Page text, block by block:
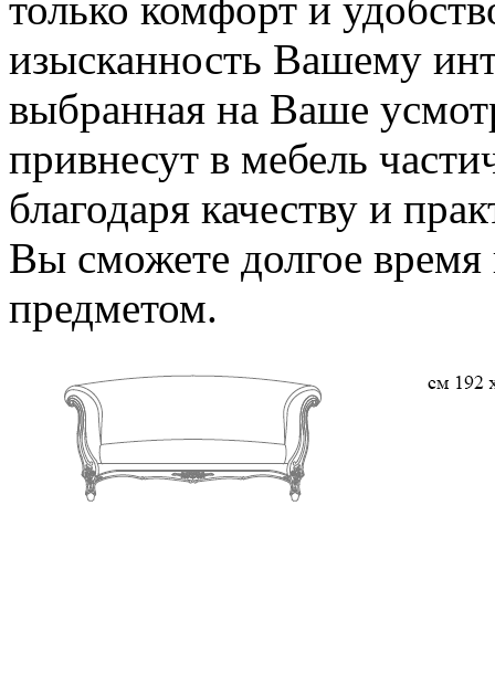
только комфорт и
изысканность Вашему
выбранная на Ваше
привнесут в мебель
благодаря качеству и
Вы сможете долгое
предметом.